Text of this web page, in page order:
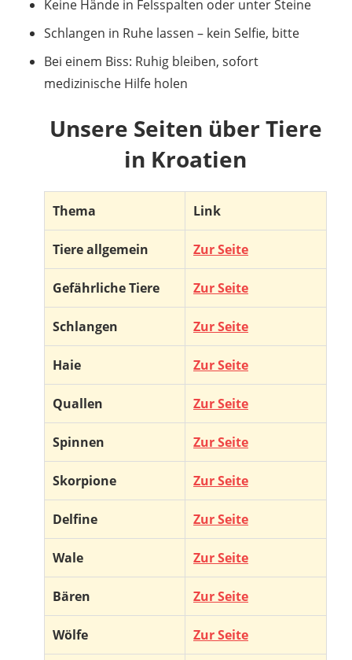
Keine Hände in Felsspalten oder unter Steine
Schlangen in Ruhe lassen – kein Selfie, bitte
Bei einem Biss: Ruhig bleiben, sofort
medizinische Hilfe holen
Unsere Seiten über Tiere
in Kroatien
Thema Link
Tiere allgemein Zur Seite
Gefährliche Tiere Zur Seite
Schlangen Zur Seite
Haie Zur Seite
Quallen Zur Seite
Spinnen Zur Seite
Skorpione Zur Seite
Delfine Zur Seite
Wale Zur Seite
Bären Zur Seite
Wölfe Zur Seite